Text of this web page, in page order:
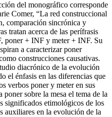
del monográfico corresponde
Comer, “La red construccional
comparación sincrónica y
tratan acerca de las perífrasis
, poner+ INF y meter+ INF. Su
a caracterizarponer
construcciones causativas.
diacrónico de la evolución
el énfasis en las diferencias que
verbos ponery meteren sus
sobre la mesa el tema de la
significados etimológicos de los
auxiliares en la evolución de la